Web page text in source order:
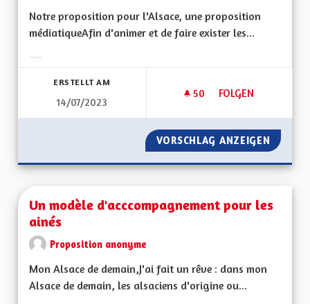
Notre proposition pour l'Alsace, une proposition
médiatiqueAfin d'animer et de faire exister les...
ERSTELLT AM
14/07/2023
50 50 FOLLOWER
FOLGEN
SOUTENIR LA
VORSCHLAG ANZEIGEN
Un modèle d'acccompagnement pour les
ainés
Proposition anonyme
Mon Alsace de demain,J'ai fait un rêve : dans mon
Alsace de demain, les alsaciens d'origine ou...